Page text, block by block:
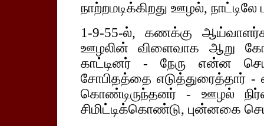
நாற்றமடிக்கிறது ஊழல், நாட்டிலே
1-9-55-ல், கணக்கு
ஊழலின் விளைவாக ஆறு
காட்டினர் - நேரு என்ன
சோபிதத்தை எடுத்துரைத்தார்
கொண்டிருந்தனர் - ஊழல்
சிமிட்டிக்கொண்டு, புன்னகை